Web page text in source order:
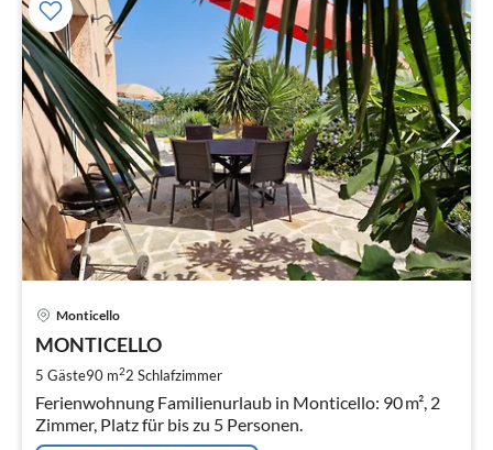
Monticello
MONTICELLO
5 Gäste90 m22 Schlafzimmer
Ferienwohnung Familienurlaub in Monticello: 90 m², 2
Zimmer, Platz für bis zu 5 Personen.